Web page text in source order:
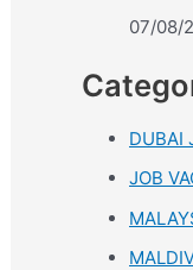
07/08/
DUBAI
JOB